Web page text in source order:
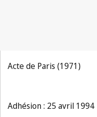
Acte de Paris (1971)
Adhésion : 25 avril 1994